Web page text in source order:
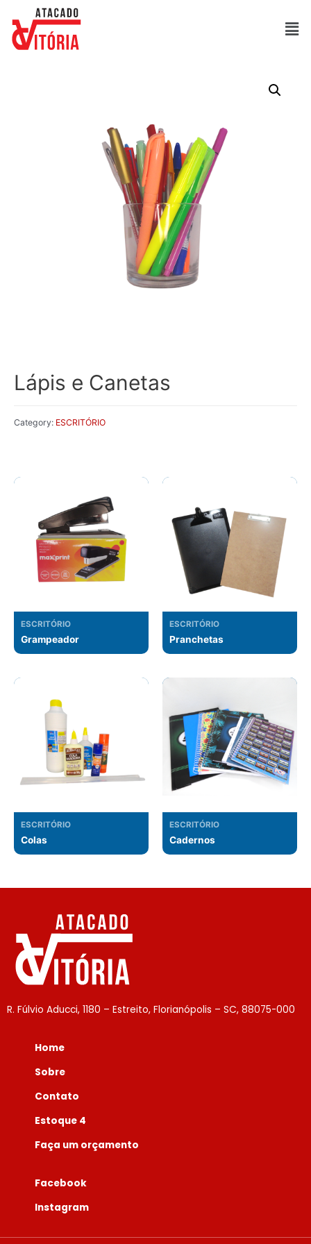
Lápis e Canetas
Category: ESCRITÓRIO
ESCRITÓRIO
Grampeador
ESCRITÓRIO
Pranchetas
ESCRITÓRIO
Colas
ESCRITÓRIO
Cadernos
R. Fúlvio Aducci, 1180 – Estreito, Florianópolis – SC, 88075-000
Home
Sobre
Contato
Estoque 4
Faça um orçamento
Facebook
Instagram